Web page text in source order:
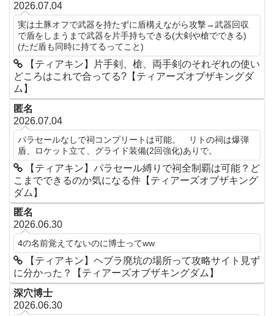
2026.07.04
実は土豚オフで武器を持たずに盾構えながら攻撃→武器回収
で盾をしまうまで武器を片手持ちできる(大剣や槍でできる)
(ただ盾も同時に持てるってこと)
【ティアキン】片手剣、槍、両手剣のそれぞれの使い
どころはこれで合ってる?【ティアーズオブザキングダ
ム】
匿名
2026.07.04
パラセールなしで祠コンプリートは可能。 リトの祠は爆弾
盾、ロケット立て、グライド装備(2回強化)ありで。
【ティアキン】パラセール縛りで祠全制覇は可能？ど
こまでできるのか気になる件【ティアーズオブザキング
ダム】
匿名
2026.06.30
4の名前覚えてないのに博士ってww
【ティアキン】ヘブラ廃坑の場所って攻略サイト見ず
に分かった？【ティアーズオブザキングダム】
深穴博士
2026.06.30